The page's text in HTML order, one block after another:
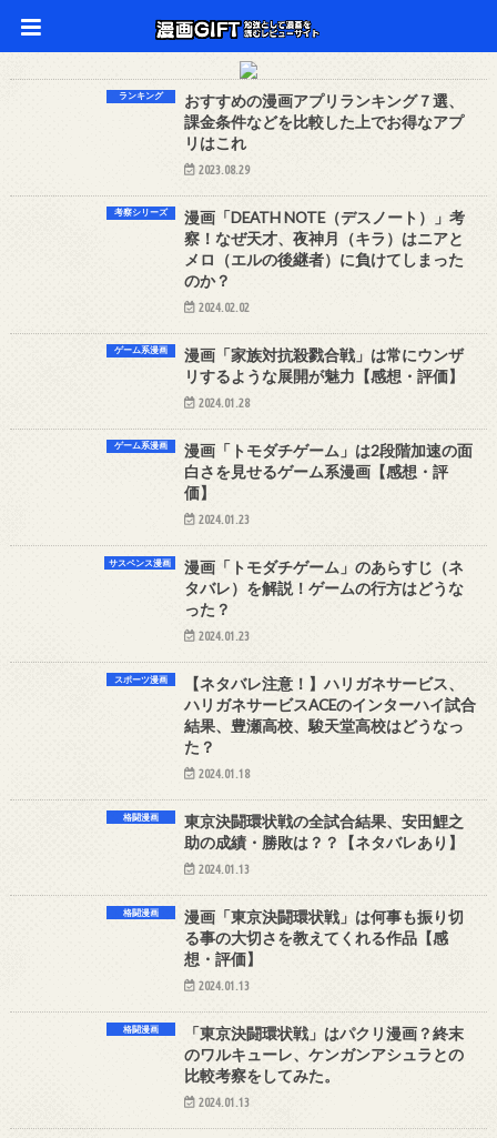
ランキング
おすすめの漫画アプリランキング７選、
課金条件などを比較した上でお得なアプ
リはこれ
2023.08.29
考察シリーズ
漫画「DEATH NOTE（デスノート）」考
察！なぜ天才、夜神月（キラ）はニアと
メロ（エルの後継者）に負けてしまった
のか？
2024.02.02
ゲーム系漫画
漫画「家族対抗殺戮合戦」は常にウンザ
リするような展開が魅力【感想・評価】
2024.01.28
ゲーム系漫画
漫画「トモダチゲーム」は2段階加速の面
白さを見せるゲーム系漫画【感想・評
価】
2024.01.23
サスペンス漫画
漫画「トモダチゲーム」のあらすじ（ネ
タバレ）を解説！ゲームの行方はどうな
った？
2024.01.23
スポーツ漫画
【ネタバレ注意！】ハリガネサービス、
ハリガネサービスACEのインターハイ試合
結果、豊瀬高校、駿天堂高校はどうなっ
た？
2024.01.18
格闘漫画
東京決闘環状戦の全試合結果、安田鯉之
助の成績・勝敗は？？【ネタバレあり】
2024.01.13
格闘漫画
漫画「東京決闘環状戦」は何事も振り切
る事の大切さを教えてくれる作品【感
想・評価】
2024.01.13
格闘漫画
「東京決闘環状戦」はパクリ漫画？終末
のワルキューレ、ケンガンアシュラとの
比較考察をしてみた。
2024.01.13